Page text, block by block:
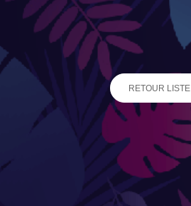
Jarres / Vases
Potager
Pots / Bacs
Pots XXL
CÔTÉ EAU
RETOUR LISTE